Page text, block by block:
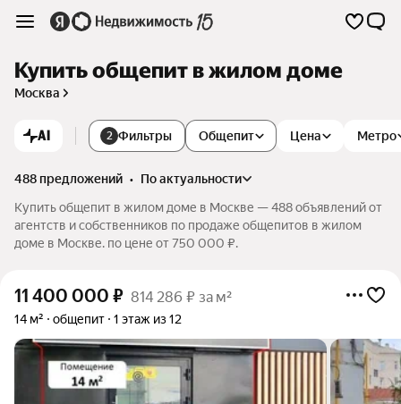
Купить общепит в жилом доме
Москва
AI 2 Фильтры Общепит Цена Метро
488 предложений •
по актуальности
Купить общепит в жилом доме в Москве — 488 объявлений от
агентств и собственников по продаже общепитов в жилом
доме в Москве. по цене от 750 000 ₽.
11 400 000 ₽ 814 286 ₽ за м²
14 м² общепит 1 этаж из 12